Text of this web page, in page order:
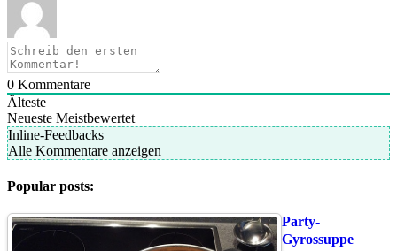
0 Kommentare
Älteste
Neueste Meistbewertet
Inline-Feedbacks
Alle Kommentare anzeigen
Popular posts:
Party-
Gyrossuppe